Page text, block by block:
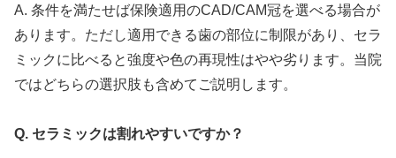
A. 条件を満たせば保険適用のCAD/CAM冠を選べる場合が
あります。ただし適用できる歯の部位に制限があり、セラ
ミックに比べると強度や色の再現性はやや劣ります。当院
ではどちらの選択肢も含めてご説明します。
Q. セラミックは割れやすいですか？